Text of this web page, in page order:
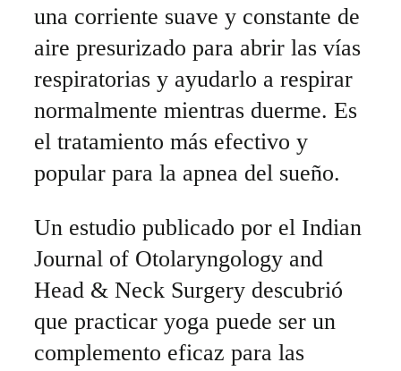
una corriente suave y constante de
aire presurizado para abrir las vías
respiratorias y ayudarlo a respirar
normalmente mientras duerme.Es
el tratamiento más efectivo y
popular para la apnea del sueño.
Un estudio publicado por el Indian
Journal of Otolaryngology and
Head & Neck Surgery descubrió
que practicar yoga puede ser un
complemento eficaz para las